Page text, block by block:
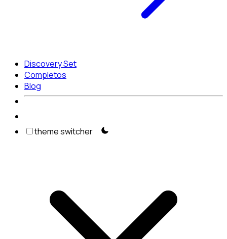
Discovery Set
Completos
Blog
theme switcher